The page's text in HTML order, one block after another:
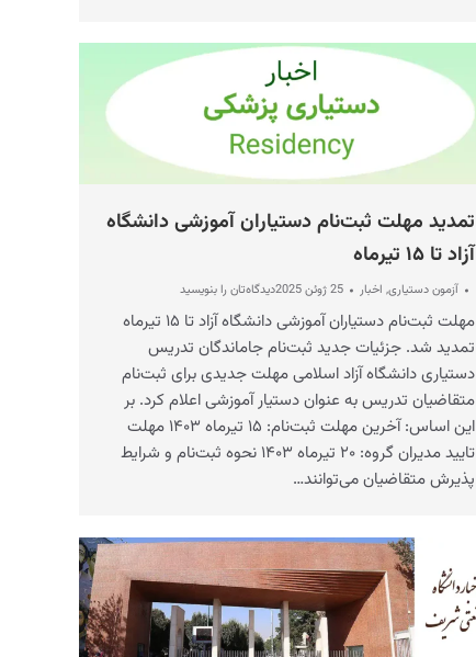
تمدید مهلت ثبت‌نام دستیاران آموزشی دانشگاه
آزاد تا ۱۵ تیرماه
آزمون دستیاری, اخبار 25 ژوئن 2025 دیدگاه‌تان را بنویسید
مهلت ثبت‌نام دستیاران آموزشی دانشگاه آزاد تا ۱۵ تیرماه
تمدید شد. جزئیات جدید ثبت‌نام جاماندگان تدریس
دستیاری دانشگاه آزاد اسلامی مهلت جدیدی برای ثبت‌نام
متقاضیان تدریس به عنوان دستیار آموزشی اعلام کرد. بر
این اساس: آخرین مهلت ثبت‌نام: ۱۵ تیرماه ۱۴۰۳ مهلت
تایید مدیران گروه: ۲۰ تیرماه ۱۴۰۳ نحوه ثبت‌نام و شرایط
پذیرش متقاضیان می‌توانند…